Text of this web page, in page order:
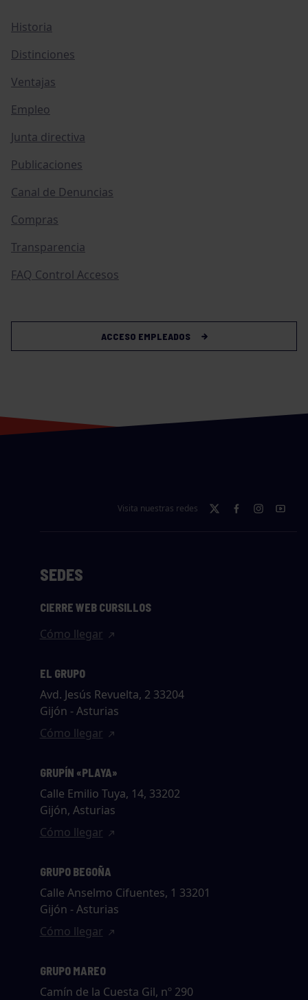
Historia
Distinciones
Ventajas
Empleo
Junta directiva
Publicaciones
Canal de Denuncias
Compras
Transparencia
FAQ Control Accesos
ACCESO EMPLEADOS
Visita nuestras redes
SEDES
CIERRE WEB CURSILLOS
Cómo llegar
EL GRUPO
Avd. Jesús Revuelta, 2 33204
Gijón - Asturias
Cómo llegar
GRUPÍN «PLAYA»
Calle Emilio Tuya, 14, 33202
Gijón, Asturias
Cómo llegar
GRUPO BEGOÑA
Calle Anselmo Cifuentes, 1 33201
Gijón - Asturias
Cómo llegar
GRUPO MAREO
Camín de la Cuesta Gil, nº 290